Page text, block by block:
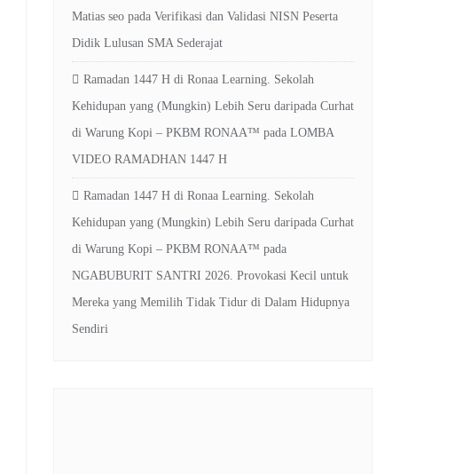
Matias seo pada Verifikasi dan Validasi NISN Peserta
Didik Lulusan SMA Sederajat
Ramadan 1447 H di Ronaa Learning. Sekolah
Kehidupan yang (Mungkin) Lebih Seru daripada Curhat
di Warung Kopi – PKBM RONAA™ pada LOMBA
VIDEO RAMADHAN 1447 H
Ramadan 1447 H di Ronaa Learning. Sekolah
Kehidupan yang (Mungkin) Lebih Seru daripada Curhat
di Warung Kopi – PKBM RONAA™ pada
NGABUBURIT SANTRI 2026. Provokasi Kecil untuk
Mereka yang Memilih Tidak Tidur di Dalam Hidupnya
Sendiri